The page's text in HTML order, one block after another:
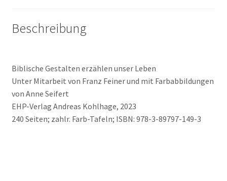
Beschreibung
Biblische Gestalten erzählen unser Leben
Unter Mitarbeit von Franz Feiner und mit Farbabbildungen
von Anne Seifert
EHP-Verlag Andreas Kohlhage, 2023
240 Seiten; zahlr. Farb-Tafeln; ISBN: 978-3-89797-149-3